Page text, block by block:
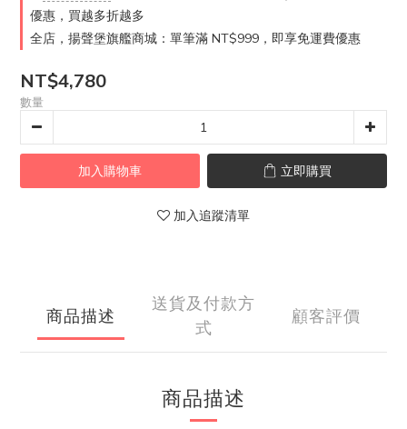
優惠，買越多折越多
全店，揚聲堡旗艦商城：單筆滿 NT$999，即享免運費優惠
NT$4,780
數量
加入購物車 立即購買
加入追蹤清單
商品描述
送貨及付款方
式
顧客評價
商品描述